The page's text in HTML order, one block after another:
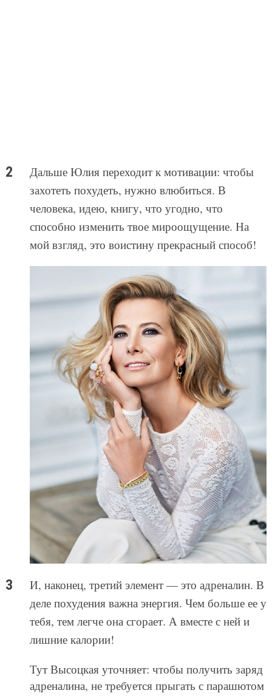
Дальше Юлия переходит к мотивации: чтобы
захотеть похудеть, нужно влюбиться. В
человека, идею, книгу, что угодно, что
способно изменить твое мироощущение. На
мой взгляд, это воистину прекрасный способ!
И, наконец, третий элемент — это адреналин. В
деле похудения важна энергия. Чем больше ее у
тебя, тем легче она сгорает. А вместе с ней и
лишние калории!
Тут Высоцкая уточняет: чтобы получить заряд
адреналина, не требуется прыгать с парашютом